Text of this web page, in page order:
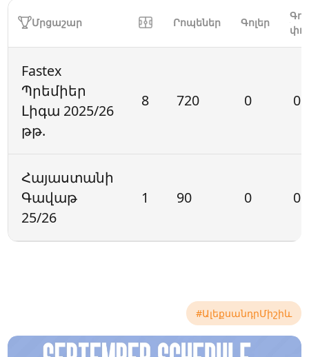
Մրցաշար Րոպեներ Գոլեր
Fastex
Պրեմիեր
Լիգա 2025/26
թթ.
8 720 0 0
Հայաստանի
Գավաթ
25/26
1 90 0 0
#ԱլեքսանդրՄիշիև